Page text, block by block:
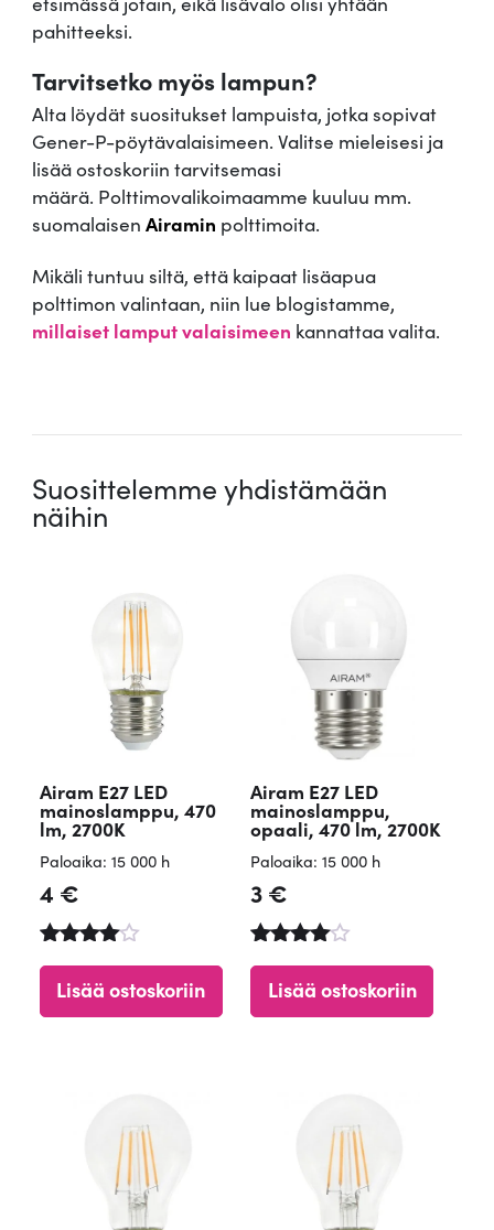
pahitteeksi.
Tarvitsetko myös lampun?
Alta löydät suositukset lampuista, jotka sopivat
Gener-P-pöytävalaisimeen. Valitse mieleisesi ja
lisää ostoskoriin tarvitsemasi
määrä. Polttimovalikoimaamme kuuluu mm.
suomalaisen Airamin polttimoita.
Mikäli tuntuu siltä, että kaipaat lisäapua
polttimon valintaan, niin lue blogistamme,
millaiset lamput valaisimeen kannattaa valita.
Suosittelemme yhdistämään
näihin
Airam E27 LED
mainoslamppu, 470
lm, 2700K
Paloaika: 15 000 h
4 €
tuotteest
a:
Lisää ostoskoriin
Airam E27 LED
mainoslamppu,
opaali, 470 lm, 2700K
Paloaika: 15 000 h
3€
tuotteesta
4.69
Lisää ostoskoriin